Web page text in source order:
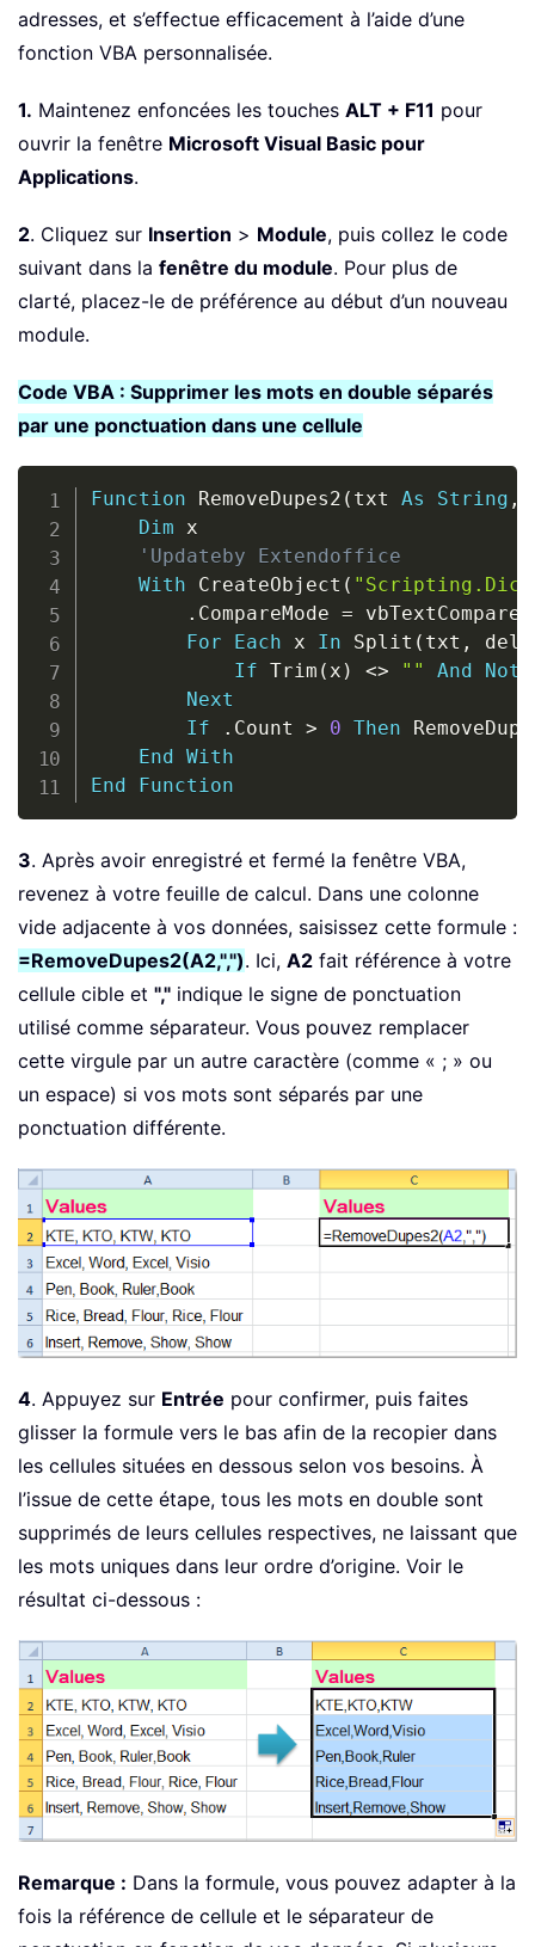
adresses, et s’effectue efficacement à l’aide d’une
fonction VBA personnalisée.
1. Maintenez enfoncées les touches ALT + F11 pour
ouvrir la fenêtre Microsoft Visual Basic pour
Applications.
2. Cliquez sur Insertion > Module, puis collez le code
suivant dans la fenêtre du module. Pour plus de
clarté, placez-le de préférence au début d’un nouveau
module.
Code VBA : Supprimer les mots en double séparés
par une ponctuation dans une cellule
Function RemoveDupes2 ( txt As String ,
Dim x
'Updateby Extendoffice
With CreateObject (
. CompareMode = vbTextCompare
For
Each x In Split ( txt ,
If Trim ( x ) <> "" And Not
Next
If
. Count > 0 Then
End
With
End
Function
Copy
3. Après avoir enregistré et fermé la fenêtre VBA,
revenez à votre feuille de calcul. Dans une colonne
vide adjacente à vos données, saisissez cette formule :
=RemoveDupes2(A2,","). Ici, A2 fait référence à votre
cellule cible et "," indique le signe de ponctuation
utilisé comme séparateur. Vous pouvez remplacer
cette virgule par un autre caractère (comme « ; » ou
un espace) si vos mots sont séparés par une
ponctuation différente.
4. Appuyez sur Entrée pour confirmer, puis faites
glisser la formule vers le bas afin de la recopier dans
les cellules situées en dessous selon vos besoins. À
l’issue de cette étape, tous les mots en double sont
supprimés de leurs cellules respectives, ne laissant que
les mots uniques dans leur ordre d’origine. Voir le
résultat ci-dessous :
Remarque : Dans la formule, vous pouvez adapter à la
fois la référence de cellule et le séparateur de